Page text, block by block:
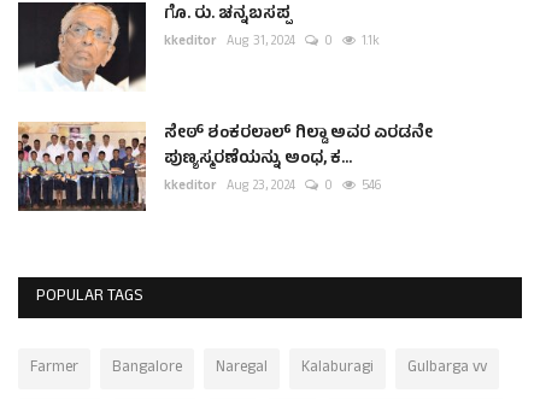
ಗೊ. ರು. ಚನ್ನಬಸಪ್ಪ
kkeditor Aug 31, 2024 0 1.1k
ಸೇಠ್ ಶಂಕರಲಾಲ್ ಗಿಲ್ಡಾ ಅವರ ಎರಡನೇ
ಪುಣ್ಯಸ್ಮರಣೆಯನ್ನು ಅಂಧ, ಕ...
kkeditor Aug 23, 2024 0 546
POPULAR TAGS
Farmer Bangalore Naregal Kalaburagi
Gulbarga vv